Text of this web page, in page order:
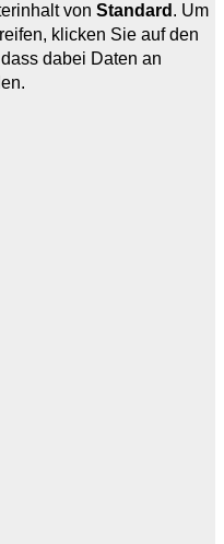
von Standard . Um
klicken Sie auf den
dabei Daten an